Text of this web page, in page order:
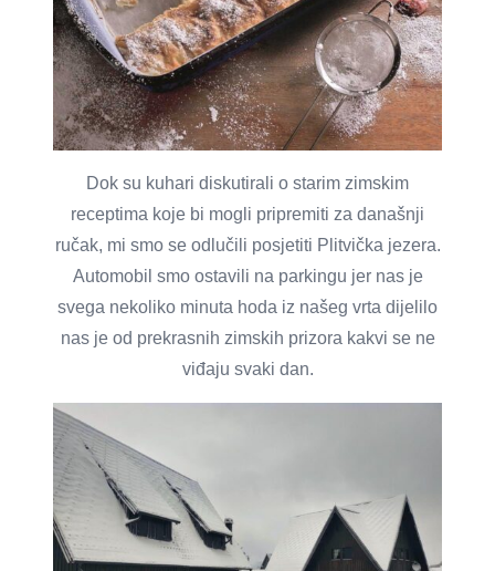
Dok su kuhari diskutirali o starim zimskim
receptima koje bi mogli pripremiti za današnji
ručak, mi smo se odlučili posjetiti Plitvička jezera.
Automobil smo ostavili na parkingu jer nas je
svega nekoliko minuta hoda iz našeg vrta dijelilo
nas je od prekrasnih zimskih prizora kakvi se ne
viđaju svaki dan.